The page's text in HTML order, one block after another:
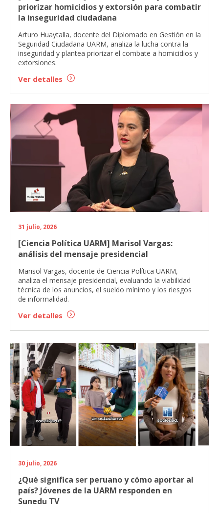
priorizar homicidios y extorsión para combatir
la inseguridad ciudadana
Arturo Huaytalla, docente del Diplomado en Gestión en la
Seguridad Ciudadana UARM, analiza la lucha contra la
inseguridad y plantea priorizar el combate a homicidios y
extorsiones.
Ver detalles
31 julio, 2026
[Ciencia Política UARM] Marisol Vargas:
análisis del mensaje presidencial
Marisol Vargas, docente de Ciencia Política UARM,
analiza el mensaje presidencial, evaluando la viabilidad
técnica de los anuncios, el sueldo mínimo y los riesgos
de informalidad.
Ver detalles
30 julio, 2026
¿Qué significa ser peruano y cómo aportar al
país? Jóvenes de la UARM responden en
Sunedu TV